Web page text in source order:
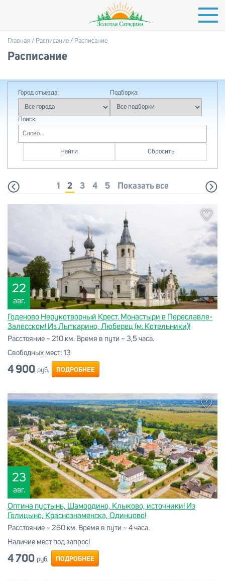
Главная / Расписание / Расписание
Расписание
Город отъезда: Подборка:
Поиск:
1 2 3 4 5 Показать все
22
авг.
Годеново Нерукотворный Крест. Монастыри в Переславле-
Залесском! Из Лыткарино, Люберец (м. Котельники)!
Расстояние ~ 210 км. Время в пути ~ 3,5 часа.
Свободных мест: 13
4 900 руб. ПОДРОБНЕЕ
23
авг.
Оптина пустынь, Шамордино, Клыково, источники! Из
Голицыно, Краснознаменска, Одинцово!
Расстояние ~ 260 км. Время в пути ~ 4 часа.
Наличие мест под запрос!
4 700 руб. ПОДРОБНЕЕ